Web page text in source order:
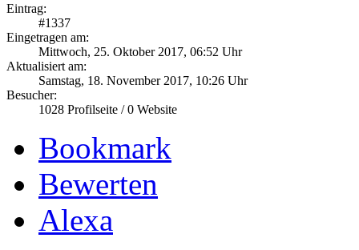
Eintrag:
#1337
Eingetragen am:
Mittwoch, 25. Oktober 2017, 06:52 Uhr
Aktualisiert am:
Samstag, 18. November 2017, 10:26 Uhr
Besucher:
1028 Profilseite /0 Website
Bookmark
Bewerten
Alexa